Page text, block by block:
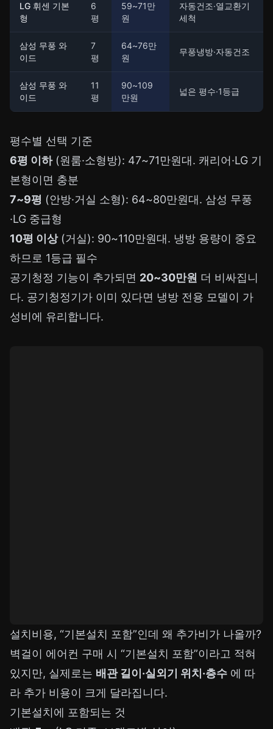
LG 휘센 기본
형
6
평
59~71만
원
자동건조·열교환기
세척
삼성 무풍 와
이드
7
평
64~76만
원
무풍냉방·자동건조
삼성 무풍 와
이드
11
평
90~109
만원
넓은 평수·1등급
평수별 선택 기준
6평 이하(원룸·소형방): 47~71만원대. 캐리어·LG 기
본형이면 충분
7~9평 (안방·거실 소형): 64~80만원대. 삼성 무풍
·LG 중급형
10평 이상(거실): 90~110만원대. 냉방 용량이 중요
하므로 1등급 필수
공기청정 기능이 추가되면 20~30만원 더 비싸집니
다. 공기청정기가 이미 있다면 냉방 전용 모델이 가
성비에 유리합니다.
설치비용, “기본설치 포함”인데 왜 추가비가 나올까?
벽걸이 에어컨 구매 시 “기본설치 포함”이라고 적혀
있지만, 실제로는 배관 길이·실외기 위치·층수 에 따
라 추가 비용이 크게 달라집니다.
기본설치에 포함되는 것